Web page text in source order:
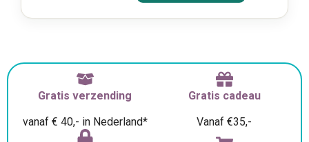
Gratis verzending
vanaf € 40,- in Nederland*
Gratis cadeau
Vanaf €35,-